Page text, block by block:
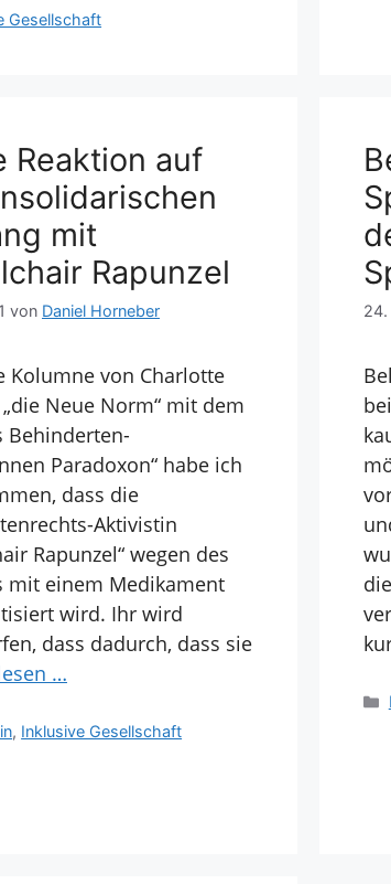
Gesellschaft
Reaktion auf
mit
Rapunzel
von Daniel Horneber
Kolumne von Charlotte
Neue Norm“ mit dem
Behinderten-
Paradoxon“ habe ich
dass die
Aktivistin
Rapunzel“ wegen des
mit einem Medikament
wird. Ihr wird
dass dadurch, dass sie
…
, Inklusive Gesellschaft
24.